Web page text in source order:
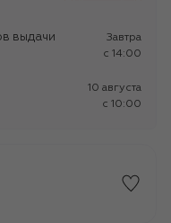
выдачи
Завтра
c 14:00
10 августа
c 10:00